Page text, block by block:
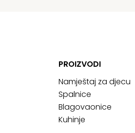
PROIZVODI
Namještaj za djecu
Spalnice
Blagovaonice
Kuhinje